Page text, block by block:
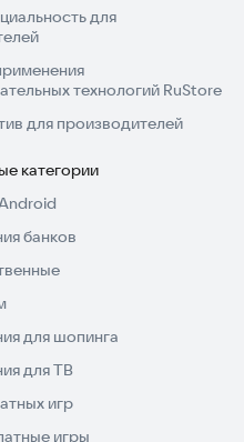
для
технологий RuStore
для производителей
категории
банков
для шопинга
для ТВ
игр
игры